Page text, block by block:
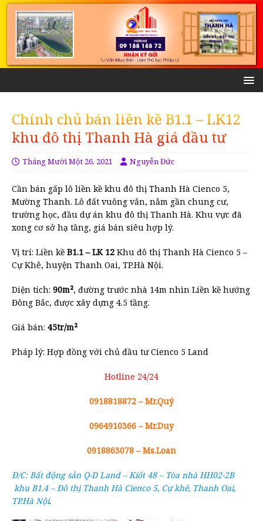
Chính chủ bán liền kề B1.1 – LK12
khu đô thị Thanh Hà giá đầu tư
Tháng Mười Một 26, 2021 Nguyễn Đức
Cần bán gấp lô liền kề khu đô thị Thanh Hà Cienco 5,
Mường Thanh. Lô đất vuông vắn, nằm gần chung cư,
trường học, đầu dự án khu đô thị Thanh Hà. Khu vực đã
xong cơ sở hạ tầng, giá bán siêu hợp lý.
Vị trí: Liền kề B1.1 – LK 12 Khu đô thị Thanh Hà Cienco 5 –
Cự Khê, huyện Thanh Oai, TP.Hà Nội.
Diện tích: 90m², đường trước nhà 14m nhìn Liền kề hướng
Đông Bắc, được xây dựng 4.5 tầng.
Giá bán: 45tr/m²
Pháp lý: Hợp đồng với chủ đầu tư Cienco 5 Land
Hotline 24/24
0918818872 – Mr.Quý
0964910366 – Mr.Duy
0918863078 – Ms.Loan
Đ/C: Bất động sản Q-D Land – Kiốt 48 – Tòa nhà HH02-2B
khu B1.4 – Đô thị Thanh Hà Cienco 5, Cự khê, Thanh Oai,
TP.Hà Nội.